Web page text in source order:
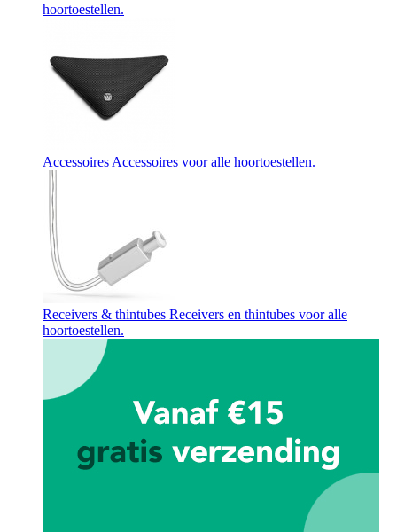
hoortoestellen.
Accessoires Accessoires voor alle hoortoestellen.
Receivers & thintubes Receivers en thintubes voor alle
hoortoestellen.